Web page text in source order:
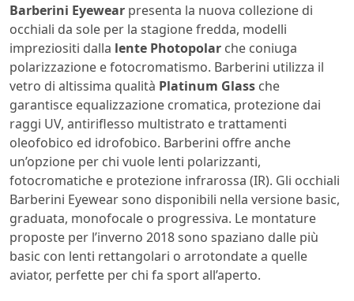
Barberini Eyewear presenta la nuova collezione di
occhiali da sole per la stagione fredda, modelli
impreziositi dalla lente Photopolar che coniuga
polarizzazione e fotocromatismo. Barberini utilizza il
vetro di altissima qualità Platinum Glass che
garantisce equalizzazione cromatica, protezione dai
raggi UV, antiriflesso multistrato e trattamenti
oleofobico ed idrofobico. Barberini offre anche
un’opzione per chi vuole lenti polarizzanti,
fotocromatiche e protezione infrarossa (IR). Gli occhiali
Barberini Eyewear sono disponibili nella versione basic,
graduata, monofocale o progressiva. Le montature
proposte per l’inverno 2018 sono spaziano dalle più
basic con lenti rettangolari o arrotondate a quelle
aviator, perfette per chi fa sport all’aperto.